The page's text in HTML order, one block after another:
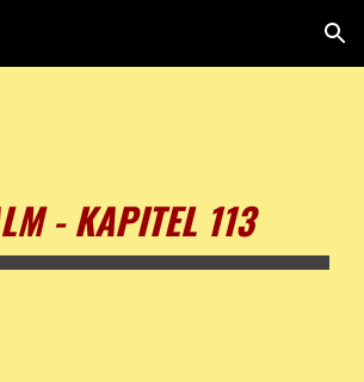
Skip to navigation
- KAPITEL 113